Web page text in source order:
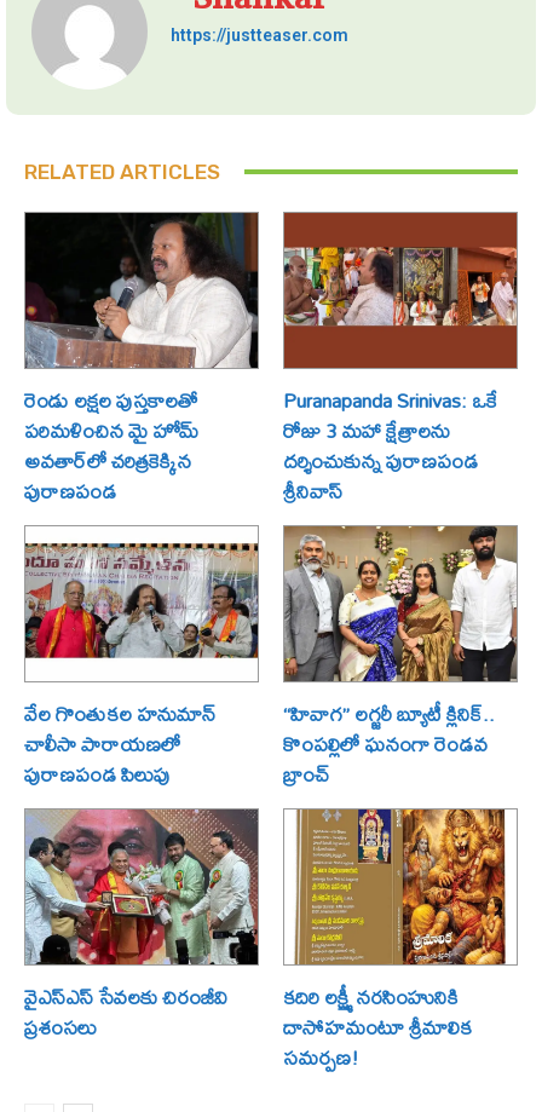
https://justteaser.com
RELATED ARTICLES
రెండు లక్షల పుస్తకాలతో
పరిమళించిన మై హోమ్
అవతార్‌లో చరిత్రకెక్కిన
పురాణపండ
Puranapanda Srinivas: ఒకే
రోజు 3 మహా క్షేత్రాలను
దర్శించుకున్న పురాణపండ
శ్రీనివాస్
వేల గొంతుకల హనుమాన్
చాలీసా పారాయణలో
పురాణపండ పిలుపు
“హివాగ” లగ్జరీ బ్యూటీ క్లినిక్..
కొంపల్లిలో ఘనంగా రెండవ
బ్రాంచ్
వైఎస్ఎస్ సేవలకు చిరంజీవి
ప్రశంసలు
కదిరి లక్ష్మీ నరసింహునికి
దాసోహమంటూ శ్రీమాలిక
సమర్పణ!